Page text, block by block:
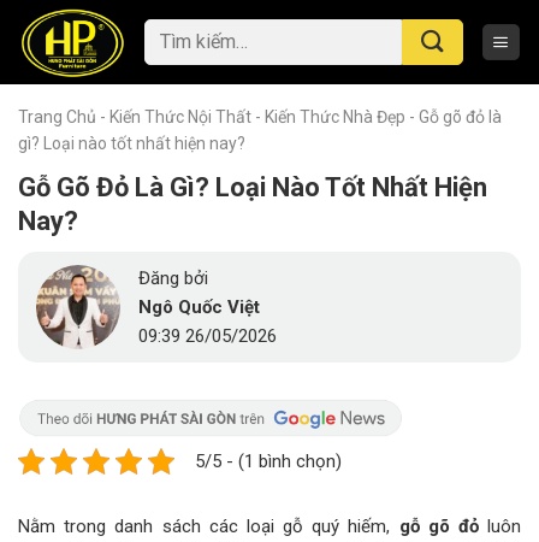
content
Tìm
kiếm:
Trang Chủ - Kiến Thức Nội Thất - Kiến Thức Nhà Đẹp - Gỗ gõ đỏ là
gì? Loại nào tốt nhất hiện nay?
Gỗ Gõ Đỏ Là Gì? Loại Nào Tốt Nhất Hiện
Nay?
Đăng bởi
Ngô Quốc Việt
09:39 26/05/2026
5/5 - (1 bình chọn)
Nằm trong danh sách các loại gỗ quý hiếm, gỗ gõ đỏluôn